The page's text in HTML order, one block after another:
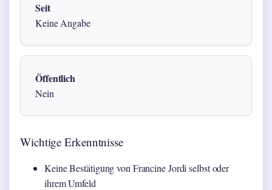
Seit
Keine Angabe
Öffentlich
Nein
Wichtige Erkenntnisse
Keine Bestätigung von Francine Jordi selbst oder
ihrem Umfeld